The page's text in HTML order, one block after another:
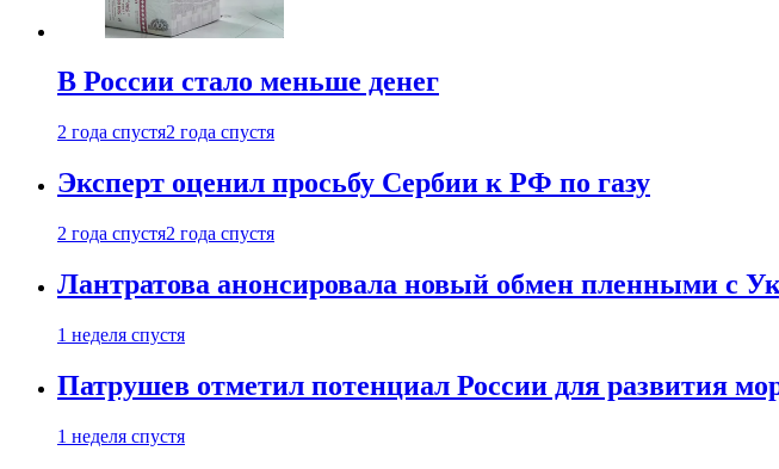
В России стало меньше денег
2 года спустя2 года спустя
Эксперт оценил просьбу Сербии к РФ по газу
2 года спустя2 года спустя
Лантратова анонсировала новый обмен пленными с
1 неделя спустя
Патрушев отметил потенциал России для развития
1 неделя спустя